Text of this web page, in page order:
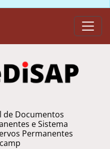
de Documentos
e Sistema
Permanentes